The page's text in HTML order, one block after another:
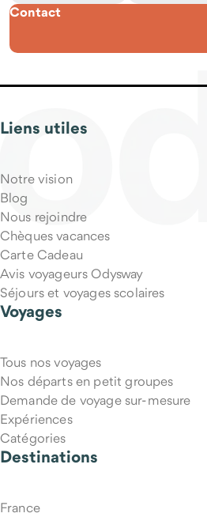
Contact
Liens utiles
Notre vision
Blog
Nous rejoindre
Chèques vacances
Carte Cadeau
Avis voyageurs Odysway
Séjours et voyages scolaires
Voyages
Tous nos voyages
Nos départs en petit groupes
Demande de voyage sur-mesure
Expériences
Catégories
Destinations
France